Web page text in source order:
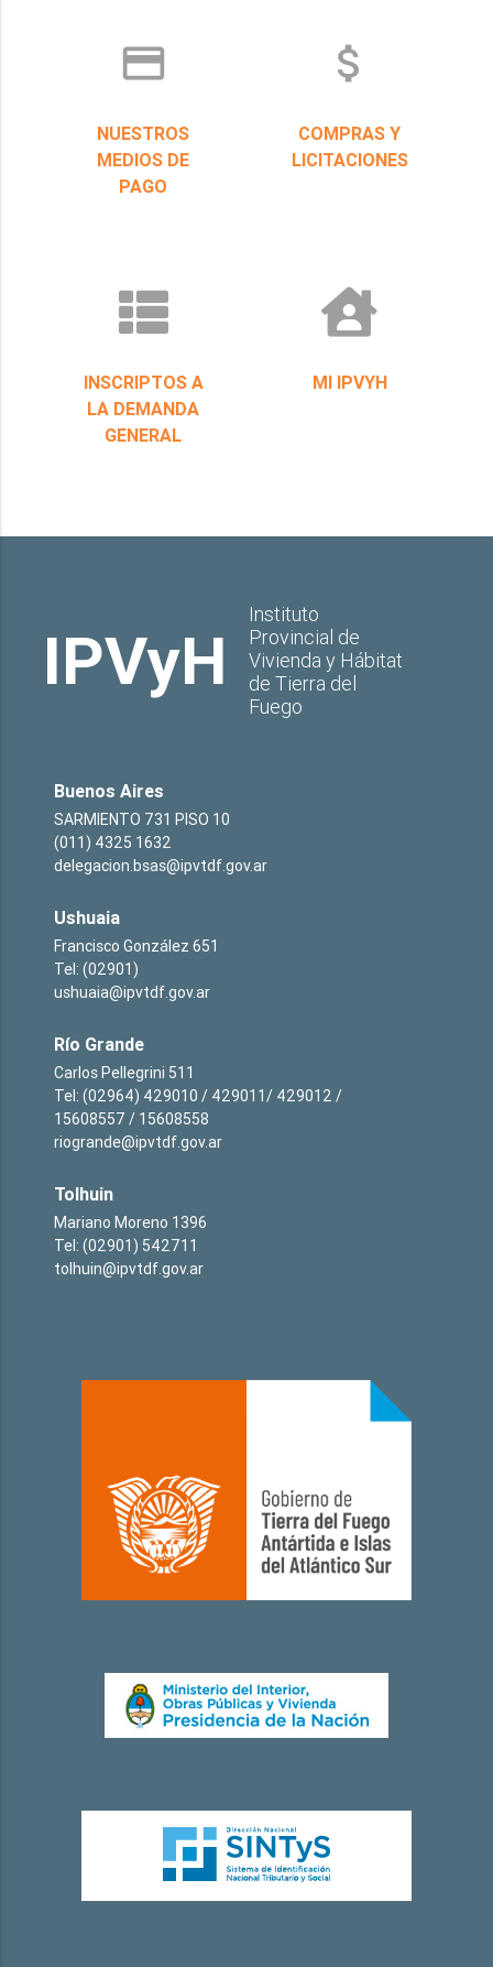
credit_card
NUESTROS
MEDIOS DE
PAGO
attach_money
COMPRAS Y
LICITACIONES
INSCRIPTOS A
LA DEMANDA
GENERAL
MI IPVYH
IPVyH
Instituto
Provincial de
Vivienda y Hábitat
de Tierra del
Fuego
Buenos Aires
SARMIENTO 731 PISO 10
(011) 4325 1632
delegacion.bsas@ipvtdf.gov.ar
Ushuaia
Francisco González 651
Tel: (02901)
ushuaia@ipvtdf.gov.ar
Río Grande
Carlos Pellegrini 511
Tel: (02964) 429010 / 429011/ 429012 /
15608557 / 15608558
riogrande@ipvtdf.gov.ar
Tolhuin
Mariano Moreno 1396
Tel: (02901) 542711
tolhuin@ipvtdf.gov.ar